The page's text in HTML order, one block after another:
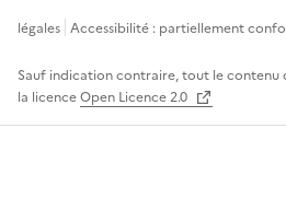
légales Accessibilité : partiellement
Sauf indication contraire, tout le contenu
la licenceOpen Licence 2.0